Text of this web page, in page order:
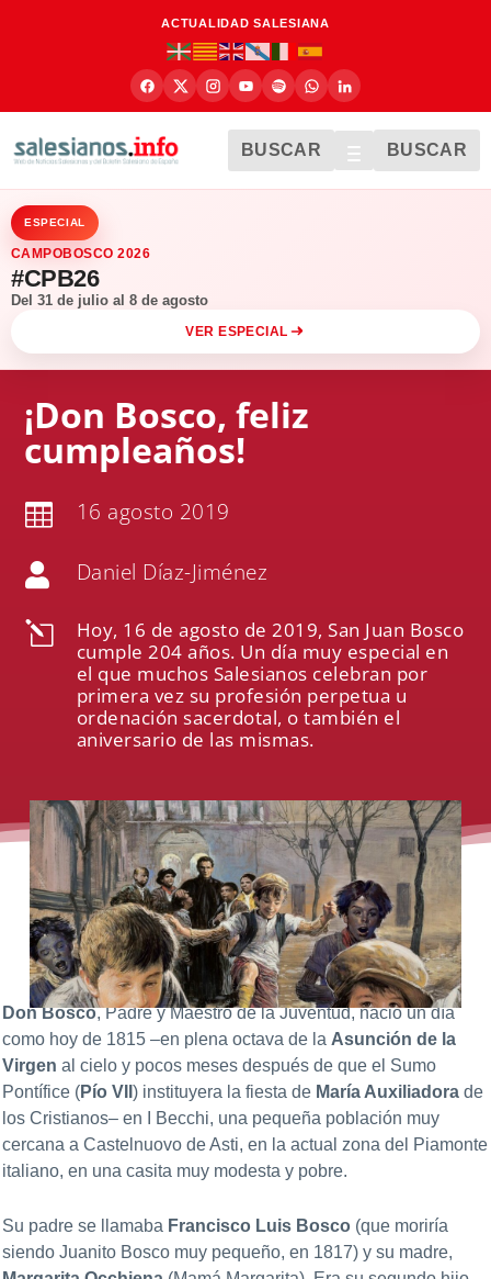
ACTUALIDAD SALESIANA
BUSCAR BUSCAR
ESPECIAL
CAMPOBOSCO 2026
#CPB26
Del 31 de julio al 8 de agosto
VER ESPECIAL
¡Don Bosco, feliz
cumpleaños!
 16 agosto 2019
 Daniel Díaz-Jiménez
l
Hoy, 16 de agosto de 2019, San Juan Bosco
cumple 204 años. Un día muy especial en
el que muchos Salesianos celebran por
primera vez su profesión perpetua u
ordenación sacerdotal, o también el
aniversario de las mismas.
Don Bosco, Padre y Maestro de la Juventud, nació un día
como hoy de 1815 –en plena octava de la Asunción de la
Virgen al cielo y pocos meses después de que el Sumo
Pontífice (Pío VII) instituyera la fiesta de María Auxiliadora de
los Cristianos– en I Becchi, una pequeña población muy
cercana a Castelnuovo de Asti, en la actual zona del Piamonte
italiano, en una casita muy modesta y pobre.
Su padre se llamaba Francisco Luis Bosco (que moriría
siendo Juanito Bosco muy pequeño, en 1817) y su madre,